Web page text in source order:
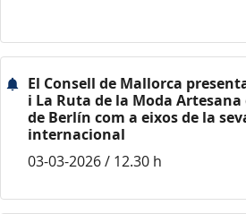
El Consell de Mallorca
i La Ruta de la Moda
de Berlín com a eixos de la
internacional
03-03-2026 / 12.30 h